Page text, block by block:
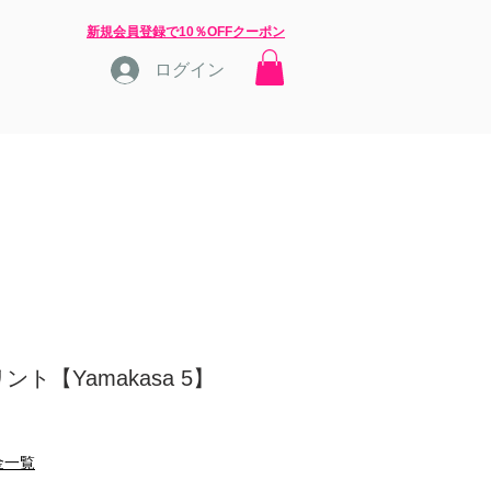
​新規会員登録で10％OFFクーポン
ログイン
ト【Yamakasa 5】
一覧